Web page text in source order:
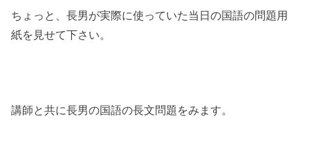
ちょっと、長男が実際に使っていた当日の国語の問題用
紙を見せて下さい。
講師と共に長男の国語の長文問題をみます。